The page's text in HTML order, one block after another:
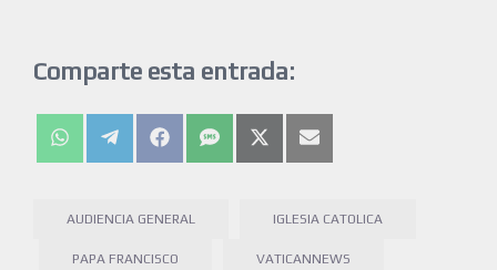
Comparte esta entrada:
AUDIENCIA GENERAL IGLESIA CATOLICA
PAPA FRANCISCO VATICANNEWS